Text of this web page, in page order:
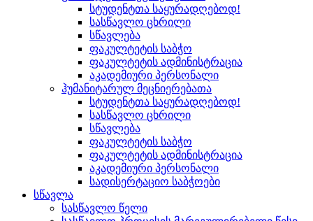
სტუდენტთა საყურადღებოდ!
სასწავლო ცხრილი
სწავლება
ფაკულტეტის საბჭო
ფაკულტეტის ადმინისტრაცია
აკადემიური პერსონალი
ჰუმანიტარულ მეცნიერებათა
სტუდენტთა საყურადღებოდ!
სასწავლო ცხრილი
სწავლება
ფაკულტეტის საბჭო
ფაკულტეტის ადმინისტრაცია
აკადემიური პერსონალი
სადისერტაციო საბჭოები
სწავლა
სასწავლო წელი